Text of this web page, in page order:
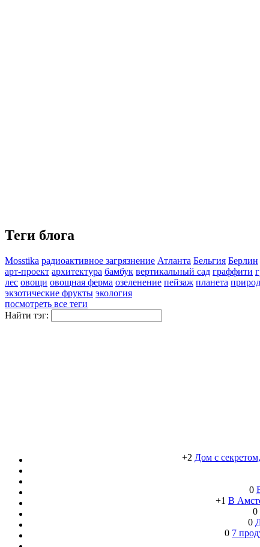
Теги блога
Mosstika pадиоактивное загрязнение Атланта Бельгия Берлин
арт-проект архитектура бамбук вертикальный сад граффити
лес овощи овощная ферма озеленение пейзаж планета
экзотические фрукты экология
посмотреть все теги
Найти тэг:
+2 Дом с
0
+1 В
0
0
0 7